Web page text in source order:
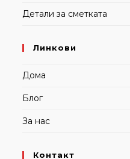
Детали за сметката
Линкови
Дома
Блог
За нас
Контакт